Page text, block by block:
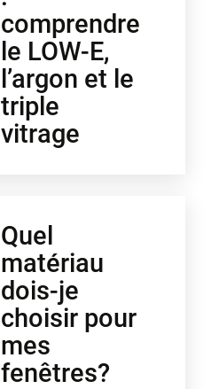
comprendre
le LOW-E,
l’argon et le
triple
vitrage
Quel
matériau
dois-je
choisir pour
mes
fenêtres?